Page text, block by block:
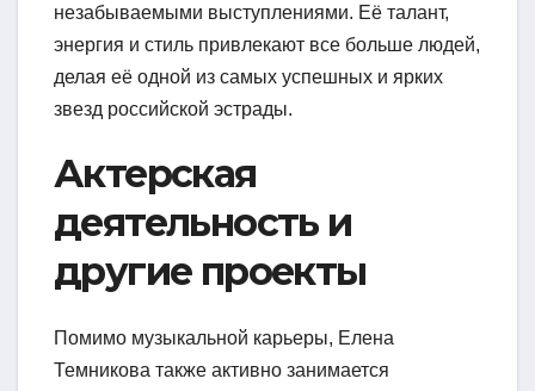
незабываемыми выступлениями. Её талант,
энергия и стиль привлекают все больше людей,
делая её одной из самых успешных и ярких
звезд российской эстрады.
Актерская
деятельность и
другие проекты
Помимо музыкальной карьеры, Елена
Темникова также активно занимается